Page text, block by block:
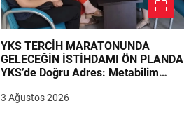
YKS TERCİH MARATONUNDA
GELECEĞİN İSTİHDAMI ÖN PLANDA
YKS’de Doğru Adres: Metabilim
Emrinde
3 Ağustos 2026